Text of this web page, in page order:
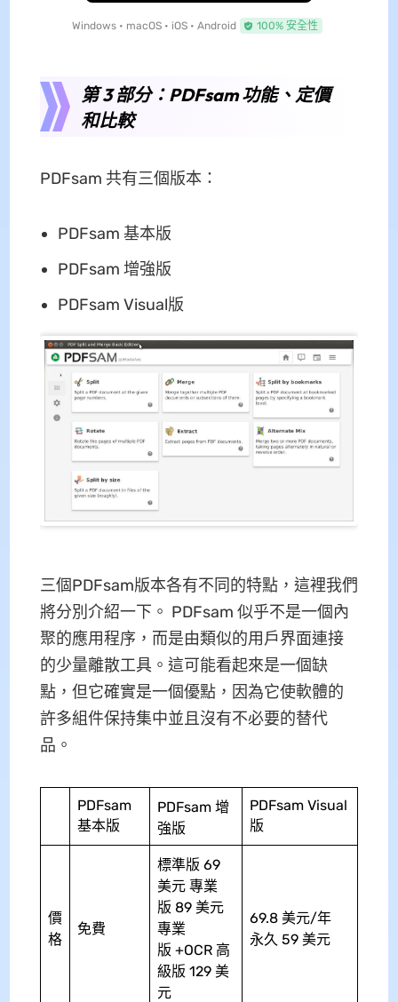
Windows • macOS • iOS • Android 100% 安全性
第 3 部分：PDFsam 功能、定價
和比較
PDFsam 共有三個版本：
PDFsam 基本版
PDFsam 增強版
PDFsam Visual版
三個PDFsam版本各有不同的特點，這裡我們
將分別介紹一下。 PDFsam 似乎不是一個內
聚的應用程序，而是由類似的用戶界面連接
的少量離散工具。這可能看起來是一個缺
點，但它確實是一個優點，因為它使軟體的
許多組件保持集中並且沒有不必要的替代
品。
PDFsam
基本版
PDFsam 增
強版
PDFsam Visual
版
價
格
免費
標準版 69
美元 專業
版 89 美元
專業
版 +OCR 高
級版 129 美
元
69.8 美元/年
永久 59 美元